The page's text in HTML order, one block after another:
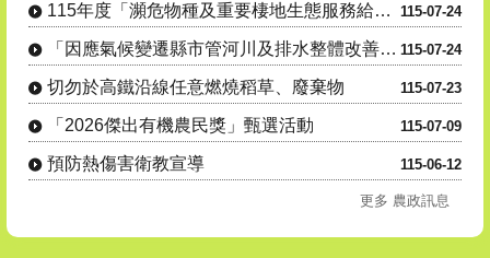
115-07-24
115年度「瀕危物種及重要棲地生態服務給付推 動方案」友善農....
115-07-24
「因應氣候變遷縣市管河川及排水整體改善計畫-養豬場永續發展及....
115-07-23
切勿於高鐵沿線任意燃燒稻草、廢棄物
115-07-09
「2026傑出有機農民獎」甄選活動
115-06-12
預防熱傷害衛教宣導
更多 農政訊息